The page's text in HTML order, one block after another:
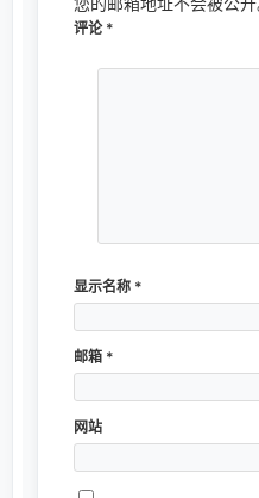
评论 *
显示名称 *
邮箱 *
网站